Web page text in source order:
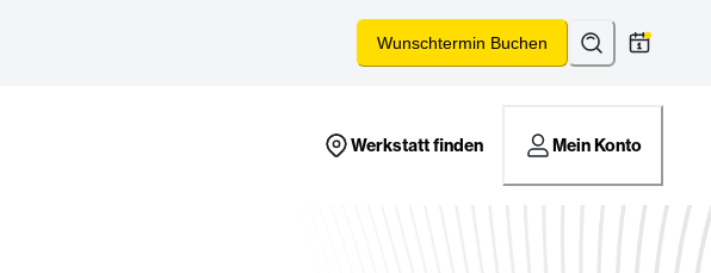
Wunschtermin Buchen Suchen*
Werkstatt finden Mein Konto